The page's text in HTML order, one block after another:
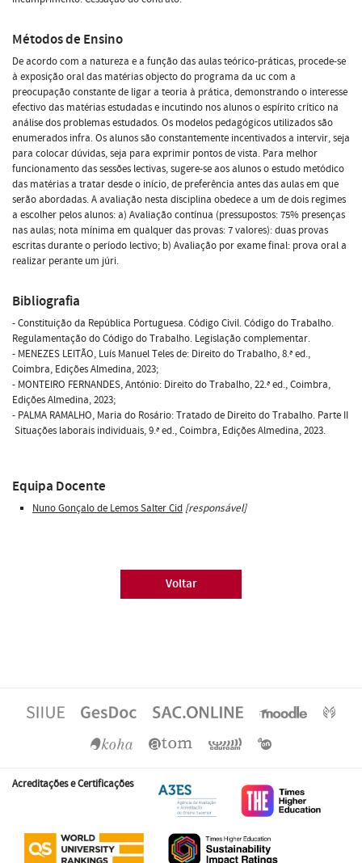
Métodos de Ensino
De acordo com a natureza e a função das aulas teórico-práticas, procede-se
à exposição oral das matérias objecto do programa da uc com a
preocupação constante de ligar a teoria à prática, demonstrando o interesse
efectivo das matérias estudadas e incutindo nos alunos o espírito crítico na
análise dos problemas estudados. Os modelos pedagógicos utilizados são
enumerados infra. Os alunos são constantemente incentivados a intervir, seja
para colocar dúvidas, seja para exprimir pontos de vista. Para melhor
funcionamento das sessões lectivas, sugere-se aos alunos o estudo metódico
das matérias a tratar desde o início, de preferência antes das aulas em que
serão abordadas. A avaliação nesta disciplina obedece a um de dois regimes
a escolher pelos alunos: a) Avaliação contínua (pressupostos: 75% presenças
nas aulas; nota mínima em qualquer das provas: 7 valores): duas provas
escritas durante o período lectivo; b) Avaliação por exame final: prova oral a
realizar perante um júri.
Bibliografia
- Constituição da República Portuguesa. Código Civil. Código do Trabalho.
Regulamentação do Código do Trabalho. Legislação complementar.
- MENEZES LEITÃO, Luís Manuel Teles de: Direito do Trabalho, 8.ª ed.,
Coimbra, Edições Almedina, 2023;
- MONTEIRO FERNANDES, António: Direito do Trabalho, 22.ª ed., Coimbra,
Edições Almedina, 2023;
- PALMA RAMALHO, Maria do Rosário: Tratado de Direito do Trabalho. Parte II
 Situações laborais individuais, 9.ª ed., Coimbra, Edições Almedina, 2023.
Equipa Docente
Nuno Gonçalo de Lemos Salter Cid [responsável]
Voltar
Acreditações e Certificações